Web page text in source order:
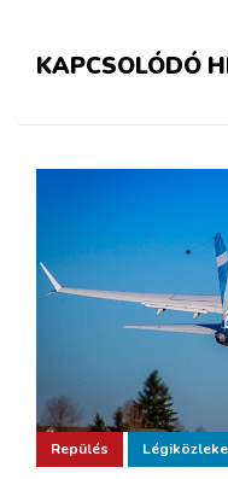
KAPCSOLÓDÓ
Repülés